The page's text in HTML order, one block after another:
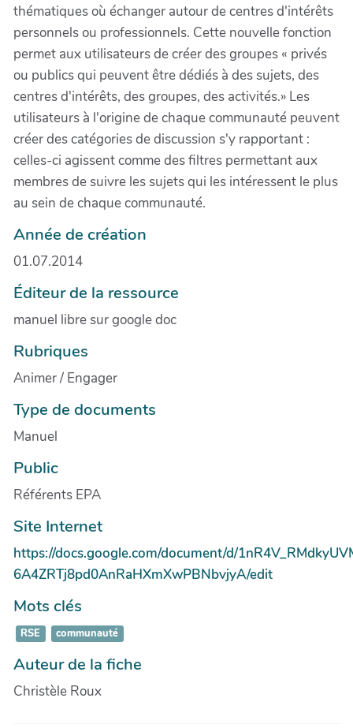
thématiques où échanger autour de centres d'intérêts
personnels ou professionnels. Cette nouvelle fonction
permet aux utilisateurs de créer des groupes « privés
ou publics qui peuvent être dédiés à des sujets, des
centres d'intérêts, des groupes, des activités.» Les
utilisateurs à l'origine de chaque communauté peuvent
créer des catégories de discussion s'y rapportant :
celles-ci agissent comme des filtres permettant aux
membres de suivre les sujets qui les intéressent le plus
au sein de chaque communauté.
Année de création
01.07.2014
Éditeur de la ressource
manuel libre sur google doc
Rubriques
Animer / Engager
Type de documents
Manuel
Public
Référents EPA
Site Internet
https://docs.google.com/document/d/
6A4ZRTj8pd0AnRaHXmXwPBNbvjyA/edit
Mots clés
RSE communauté
Auteur de la fiche
Christèle Roux